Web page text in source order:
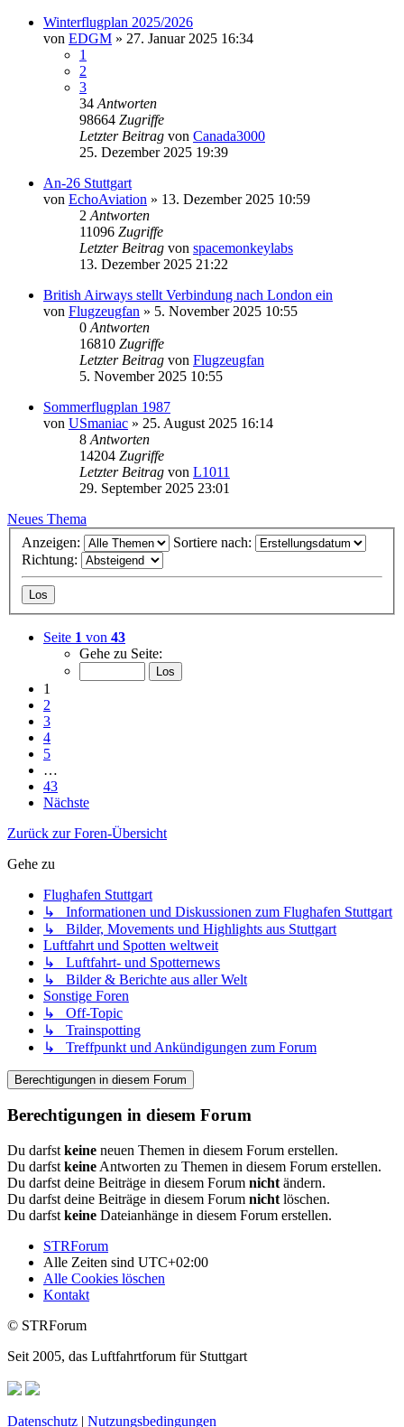
Winterflugplan 2025/2026
von EDGM » 27. Januar 2025 16:34
1
2
3
34 Antworten
98664 Zugriffe
Letzter Beitrag von Canada3000
25. Dezember 2025 19:39
An-26 Stuttgart
von EchoAviation » 13. Dezember 2025 10:59
2 Antworten
11096 Zugriffe
Letzter Beitrag von spacemonkeylabs
13. Dezember 2025 21:22
British Airways stellt Verbindung nach London ein
von Flugzeugfan » 5. November 2025 10:55
0 Antworten
16810 Zugriffe
Letzter Beitrag von Flugzeugfan
5. November 2025 10:55
Sommerflugplan 1987
von USmaniac » 25. August 2025 16:14
8 Antworten
14204 Zugriffe
Letzter Beitrag von L1011
29. September 2025 23:01
Neues Thema
Anzeigen:
Sortiere nach:
Richtung:
Seite 1 von 43
Gehe zu Seite:
1
2
3
4
5
…
43
Nächste
Zurück zur Foren-Übersicht
Gehe zu
Flughafen Stuttgart
↳ Informationen und Diskussionen zum Flughafen Stuttgart
↳ Bilder, Movements und Highlights aus Stuttgart
Luftfahrt und Spotten weltweit
↳ Luftfahrt- und Spotternews
↳ Bilder & Berichte aus aller Welt
Sonstige Foren
↳ Off-Topic
↳ Trainspotting
↳ Treffpunkt und Ankündigungen zum Forum
Berechtigungen in diesem Forum
Berechtigungen in diesem Forum
Du darfst keine neuen Themen in diesem Forum erstellen.
Du darfst keine Antworten zu Themen in diesem Forum erstellen.
Du darfst deine Beiträge in diesem Forum nicht ändern.
Du darfst deine Beiträge in diesem Forum nicht löschen.
Du darfst keine Dateianhänge in diesem Forum erstellen.
STRForum
Alle Zeiten sind UTC+02:00
Alle Cookies löschen
Kontakt
© STRForum
Seit 2005, das Luftfahrtforum für Stuttgart
Datenschutz | Nutzungsbedingungen